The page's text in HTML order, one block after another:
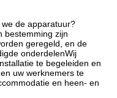
de apparatuur?
bestemming zijn
geregeld, en de
onderdelenWij
te begeleiden en
uw werknemers te
en heen- en